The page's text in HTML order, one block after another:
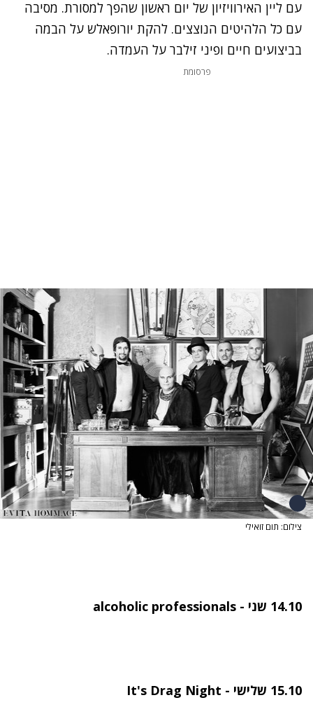
עם ליין האירוויזיון של יום ראשון שהפך למסורת. מסיבה
עם כל הלהיטים הנוצצים. להקת יורופאלש על הבמה
בביצועים חיים ופיני זילבר על העמדה.
פרסומת
צילום: תום זואילי
14.10 שני - alcoholic professionals
15.10 שלישי - It's Drag Night